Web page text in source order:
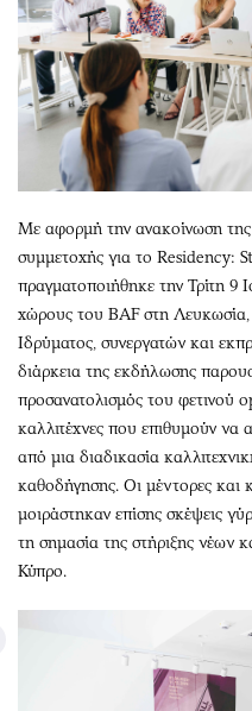
Με αφορμή την ανακοίνωση της
συμμετοχής για το
πραγματοποιήθηκε την Τρίτη 9
χώρους του BAF στη
Ιδρύματος, συνεργατών και
διάρκεια της εκδήλωσης
προσανατολισμός του φετινού
καλλιτέχνες που επιθυμούν να
από μια διαδικασία
καθοδήγησης. Οι μέντορες και
μοιράστηκαν επίσης σκέψεις
τη σημασία της στήριξης νέων
Κύπρο.